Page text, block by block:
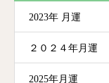
2023年 月運
２０２４年月運
2025年月運